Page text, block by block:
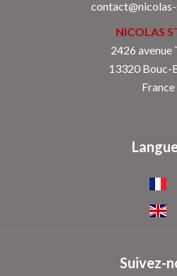
NICOLAS
2426 avenue
13320 Bouc-
France
Suivez-